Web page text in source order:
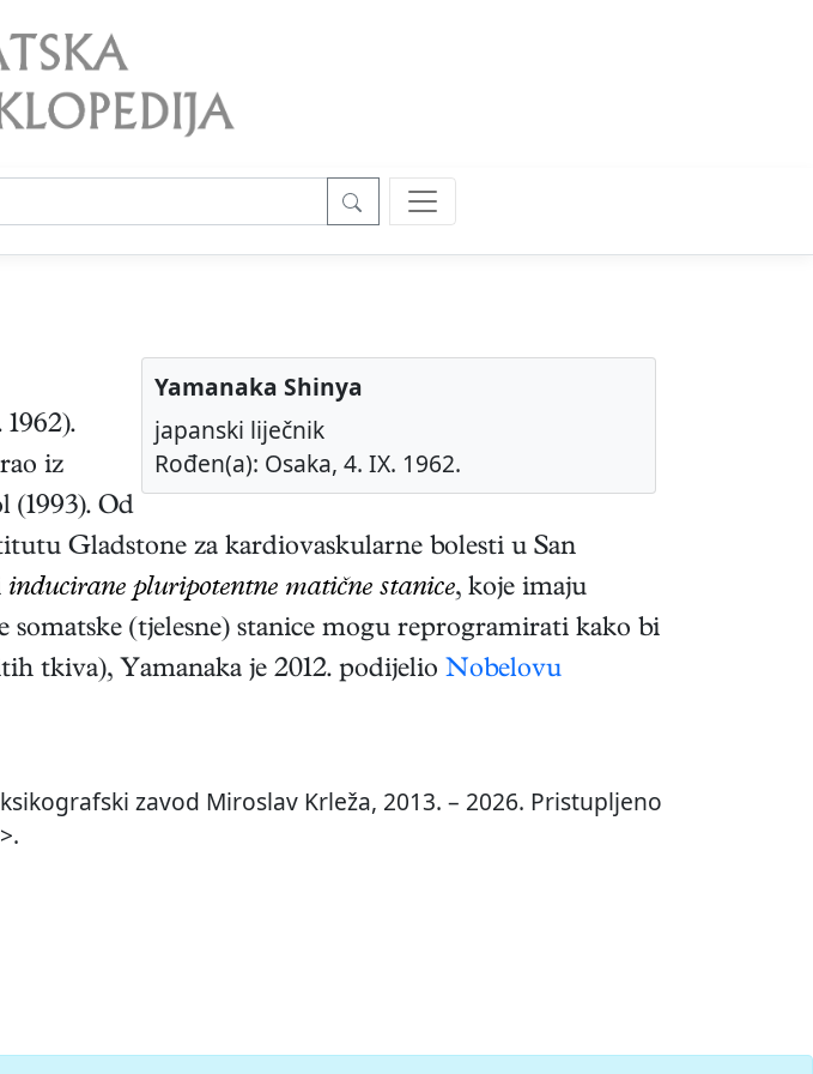
Yamanaka Shinya
japanski liječnik
Rođen(a): Osaka, 4. IX. 1962.
).
iz
(1993). Od
Gladstone za kardiovaskularne bolesti u San
inducirane pluripotentne matične stanice, koje imaju
(tjelesne) stanice mogu reprogramirati kako bi
tkiva), Yamanaka je 2012. podijelio Nobelovu
zavod Miroslav Krleža, 2013. – 2026. Pristupljeno